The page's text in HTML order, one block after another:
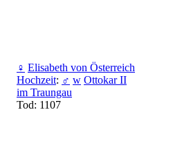
♀ Elisabeth von Österreich
Hochzeit: ♂ w Ottokar II
im Traungau
Tod: 1107